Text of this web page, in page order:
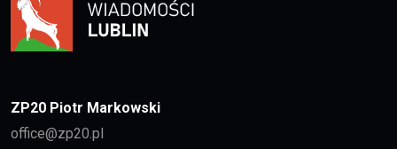
ZP20 Piotr Markowski
office@zp20.pl